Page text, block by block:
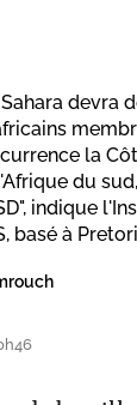
devra
la
du
indique
basé à